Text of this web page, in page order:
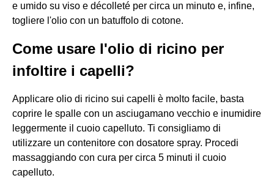
e umido su viso e décolleté per circa un minuto e, infine,
togliere l'olio con un batuffolo di cotone.
Come usare l'olio di ricino per
infoltire i capelli?
Applicare olio di ricino sui capelli è molto facile, basta
coprire le spalle con un asciugamano vecchio e inumidire
leggermente il cuoio capelluto. Ti consigliamo di
utilizzare un contenitore con dosatore spray. Procedi
massaggiando con cura per circa 5 minuti il cuoio
capelluto.